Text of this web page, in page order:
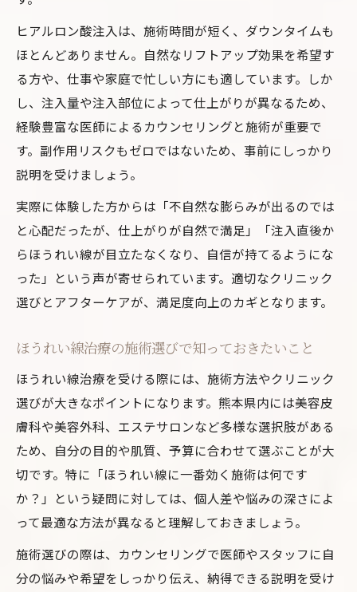
ヒアルロン酸注入は、施術時間が短く、ダウンタイムも
ほとんどありません。自然なリフトアップ効果を希望す
る方や、仕事や家庭で忙しい方にも適しています。しか
し、注入量や注入部位によって仕上がりが異なるため、
経験豊富な医師によるカウンセリングと施術が重要で
す。副作用リスクもゼロではないため、事前にしっかり
説明を受けましょう。
実際に体験した方からは「不自然な膨らみが出るのでは
と心配だったが、仕上がりが自然で満足」「注入直後か
らほうれい線が目立たなくなり、自信が持てるようにな
った」という声が寄せられています。適切なクリニック
選びとアフターケアが、満足度向上のカギとなります。
ほうれい線治療の施術選びで知っておきたいこと
ほうれい線治療を受ける際には、施術方法やクリニック
選びが大きなポイントになります。熊本県内には美容皮
膚科や美容外科、エステサロンなど多様な選択肢がある
ため、自分の目的や肌質、予算に合わせて選ぶことが大
切です。特に「ほうれい線に一番効く施術は何です
か？」という疑問に対しては、個人差や悩みの深さによ
って最適な方法が異なると理解しておきましょう。
施術選びの際は、カウンセリングで医師やスタッフに自
分の悩みや希望をしっかり伝え、納得できる説明を受け